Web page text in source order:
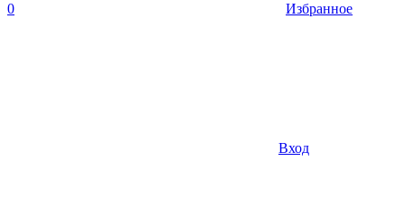
0 Избранное
Вход